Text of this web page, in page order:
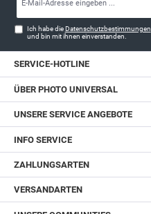
Ich habe dieDatenschutzbestimmungen
und bin mit ihnen einverstanden.
SERVICE-HOTLINE
ÜBER PHOTO UNIVERSAL
UNSERE SERVICE ANGEBOTE
INFO SERVICE
ZAHLUNGSARTEN
VERSANDARTEN